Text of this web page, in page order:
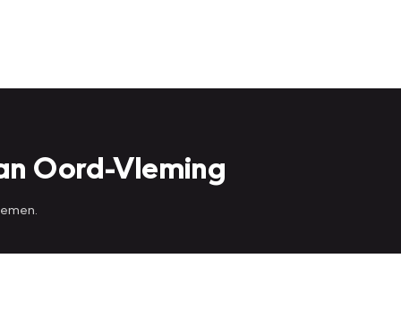
Oord-Vleming